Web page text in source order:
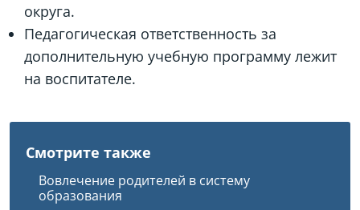
округа.
Педагогическая ответственность за
дополнительную учебную программу лежит
на воспитателе.
Смотрите также
Вовлечение родителей в систему
образования